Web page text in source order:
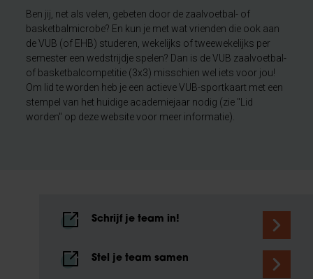
Ben jij, net als velen, gebeten door de zaalvoetbal- of
basketbalmicrobe? En kun je met wat vrienden die ook aan
de VUB (of EHB) studeren, wekelijks of tweewekelijks per
semester een wedstrijdje spelen? Dan is de VUB zaalvoetbal-
of basketbalcompetitie (3x3) misschien wel iets voor jou!
Om lid te worden heb je een actieve VUB-sportkaart met een
stempel van het huidige academiejaar nodig (zie "Lid
worden" op deze website voor meer informatie).
Schrijf je team in!
Stel je team samen